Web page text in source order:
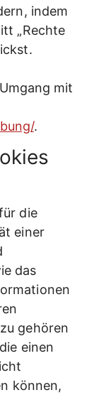
indem
„Rechte
mit
.
die
einer
das
gehören
einen
können,